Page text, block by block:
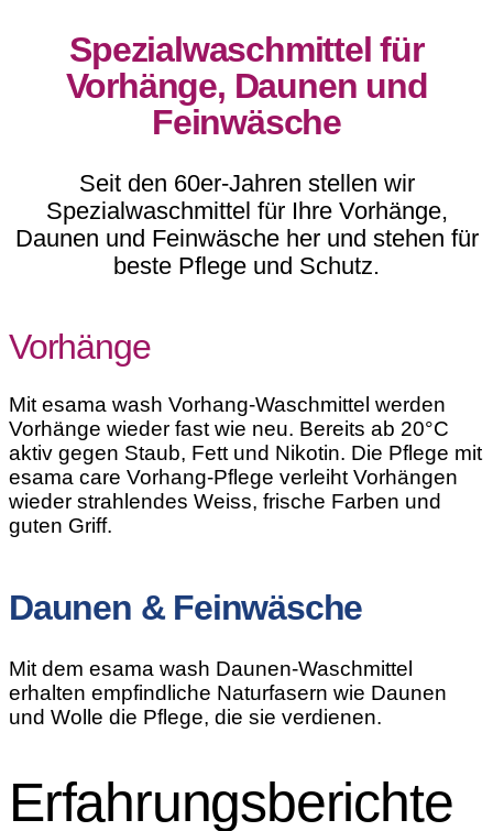
Spezialwaschmittel für
Vorhänge, Daunen und
Feinwäsche
Seit den 60er-Jahren stellen wir
Spezialwaschmittel für Ihre Vorhänge,
Daunen und Feinwäsche her und stehen für
beste Pflege und Schutz.
Vorhänge
Mit esama wash Vorhang-Waschmittel werden
Vorhänge wieder fast wie neu. Bereits ab 20°C
aktiv gegen Staub, Fett und Nikotin. Die Pflege mit
esama care Vorhang-Pflege verleiht Vorhängen
wieder strahlendes Weiss, frische Farben und
guten Griff.
Daunen & Feinwäsche
Mit dem esama wash Daunen-Waschmittel
erhalten empfindliche Naturfasern wie Daunen
und Wolle die Pflege, die sie verdienen.
Erfahrungs­berichte